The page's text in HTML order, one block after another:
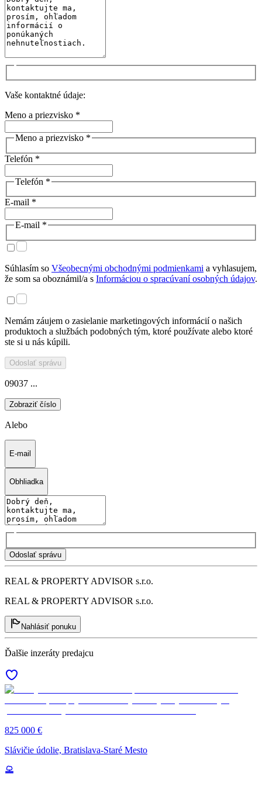
Vaše kontaktné údaje:
Meno a priezvisko *
Meno a priezvisko *
Telefón *
Telefón *
E-mail *
E-mail *
Súhlasím so Všeobecnými obchodnými podmienkami a vyhlasujem,
že som sa oboznámil/a s Informáciou o spracúvaní osobných údajov.
Nemám záujem o zasielanie marketingových informácií o našich
produktoch a službách podobných tým, ktoré používate alebo ktoré
ste si u nás kúpili.
Odoslať správu
09037 ...
Zobraziť číslo
Alebo
E-mail
Obhliadka
Odoslať správu
REAL & PROPERTY ADVISOR s.r.o.
REAL & PROPERTY ADVISOR s.r.o.
Nahlásiť ponuku
Ďalšie inzeráty predajcu
825 000 €
Slávičie údolie, Bratislava-Staré Mesto